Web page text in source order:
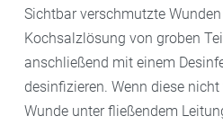
Sichtbar verschmutzte
Kochsalzlösung von groben
anschließend mit einem
desinfizieren. Wenn diese
Wunde unter fließendem